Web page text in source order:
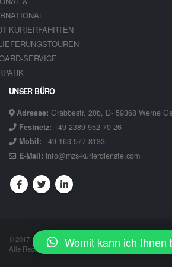
KURIERFAHRTEN
SERVICE
UNSER BÜRO
Adresse: Grabbestr. 20b, D- 59368 Werne
Festnetz: +49 2389 952 70 26
Mobil: +49 163 577 8133
E-Mail: info@mzs-kurierdienste.com
© 2017 - 2023 MZS-Kurierdienste Grabbestr. 20b, D-
Alle Rechte vorbehalten.Womit kann ich Ihnen